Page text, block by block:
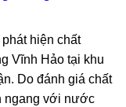
hiện chất
Vĩnh Hảo tại khu
Do đánh giá chất
ngang với nước